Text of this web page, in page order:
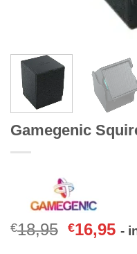
Gamegenic
€18,95 €16,95 -